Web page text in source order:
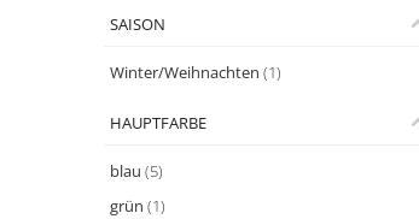
SAISON
Winter/Weihnachten (1)
HAUPTFARBE
blau (5)
grün (1)